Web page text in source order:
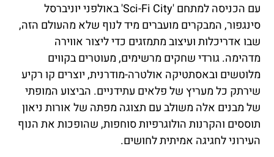
עם הכניסה למתחם 'Sci-Fi City' באולפני יוניברסל
סינגפור, המבקרים מועברים מיד לנוף שלא מהעולם הזה,
שבו אדריכלות ועיצוב מתמזגים כדי ליצור אווירה
מדהימה. גורדי שחקים מרשימים, מעוטרים בקווים
מלוטשים ובאסתטיקה אולטרה-מודרנית, יוצרים קו רקיע
שירתק כל מעריץ של פלאים עתידניים. הביצוע המופתי
של מבנים אלה משולב עם תצוגה מפתה של אורות ניאון
תוססים והקרנות הולוגרפיות סוחפות, שהופכות את הנוף
העירוני לחגיגה אמיתית לחושים.